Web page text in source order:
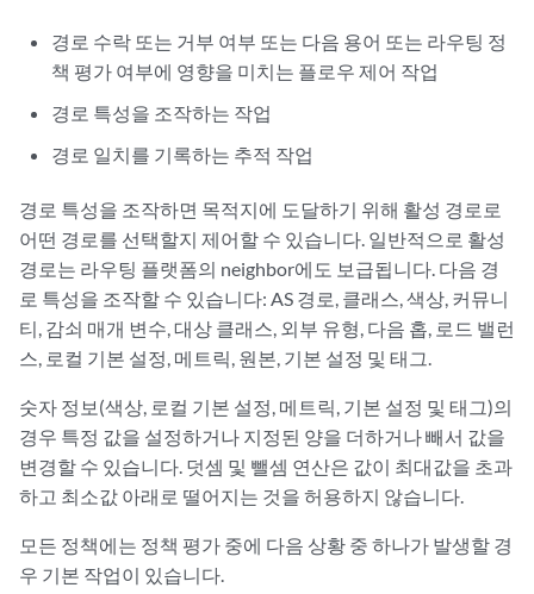
경로 수락 또는 거부 여부 또는 다음 용어 또는 라우팅 정
책 평가 여부에 영향을 미치는 플로우 제어 작업
경로 특성을 조작하는 작업
경로 일치를 기록하는 추적 작업
경로 특성을 조작하면 목적지에 도달하기 위해 활성 경로로
어떤 경로를 선택할지 제어할 수 있습니다. 일반적으로 활성
경로는 라우팅 플랫폼의 neighbor에도 보급됩니다. 다음 경
로 특성을 조작할 수 있습니다: AS 경로, 클래스, 색상, 커뮤니
티, 감쇠 매개 변수, 대상 클래스, 외부 유형, 다음 홉, 로드 밸런
스, 로컬 기본 설정, 메트릭, 원본, 기본 설정 및 태그.
숫자 정보(색상, 로컬 기본 설정, 메트릭, 기본 설정 및 태그)의
경우 특정 값을 설정하거나 지정된 양을 더하거나 빼서 값을
변경할 수 있습니다. 덧셈 및 뺄셈 연산은 값이 최대값을 초과
하고 최소값 아래로 떨어지는 것을 허용하지 않습니다.
모든 정책에는 정책 평가 중에 다음 상황 중 하나가 발생할 경
우 기본 작업이 있습니다.